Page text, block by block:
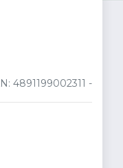
4891199002311 -